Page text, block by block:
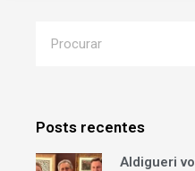
Posts recentes
Aldigueri